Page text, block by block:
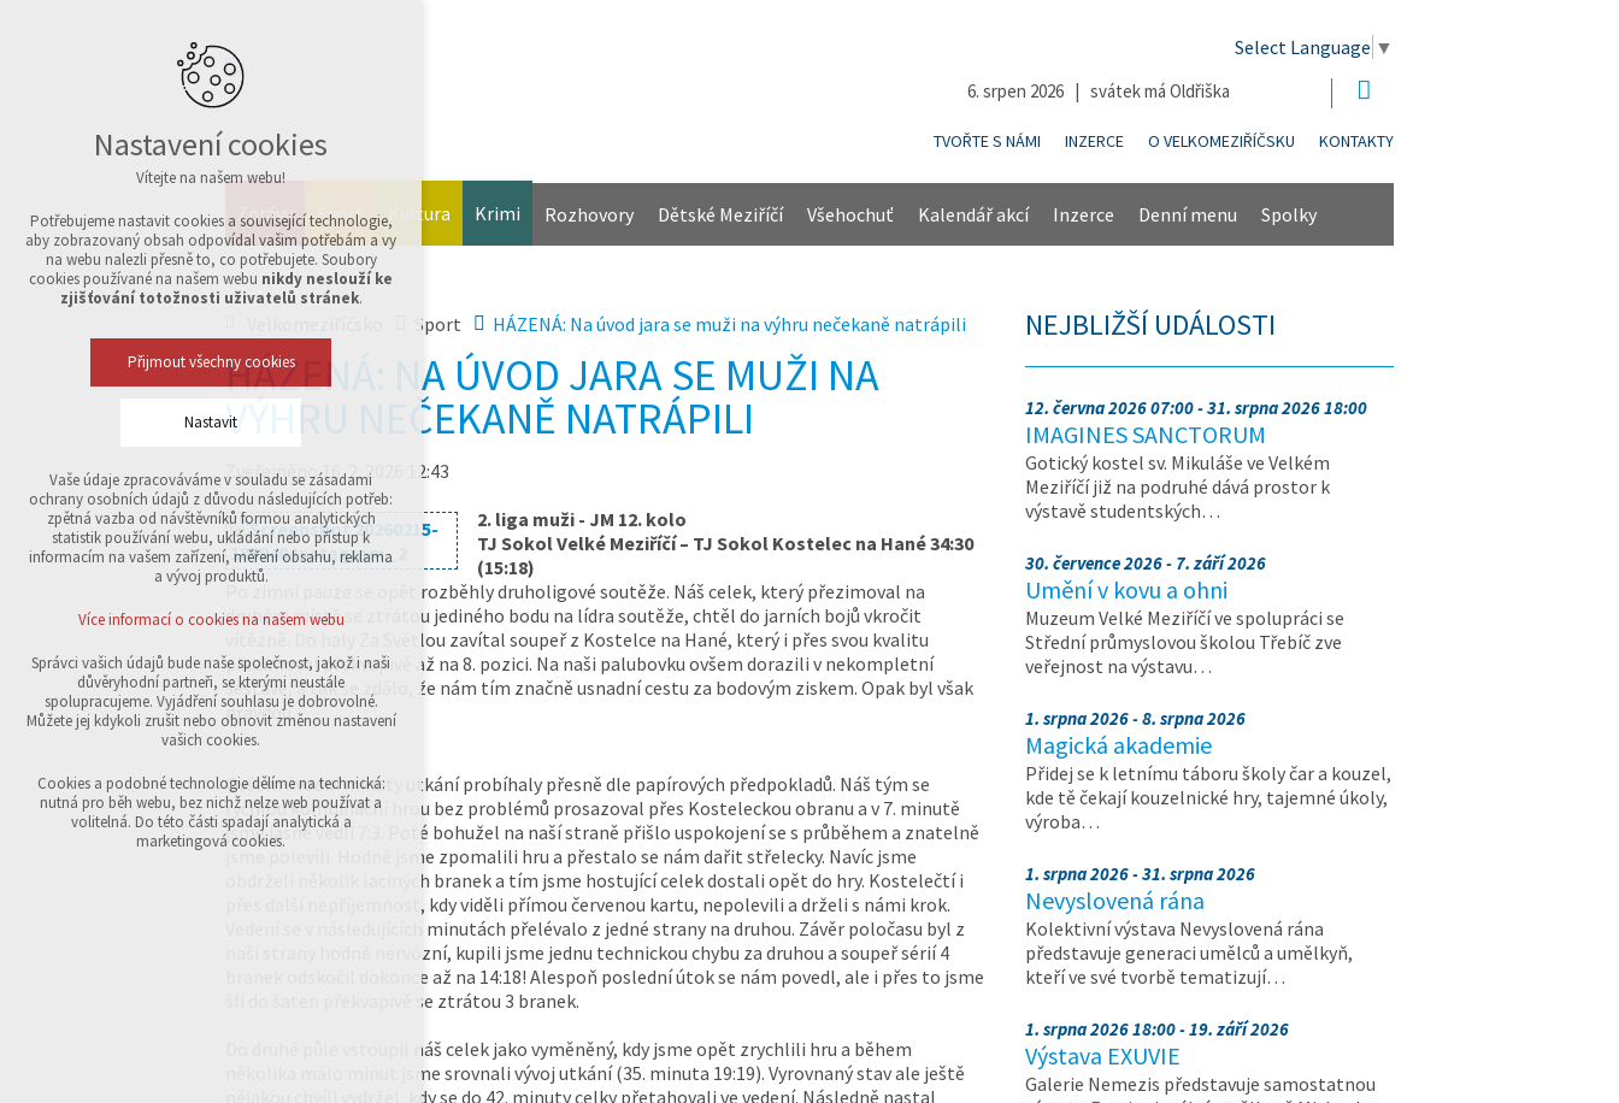
Select Language ▼
6. srpen 2026 | svátek má Oldřiška
TVOŘTE S NÁMI INZERCE O VELKOMEZIŘÍČSKU KONTAKTY
Zprávy Sport Kultura Krimi Rozhovory Dětské Meziříčí Všehochuť Kalendář akcí Inzerce Denní menu Spolky
Sport HÁZENÁ: Na úvod jara se muži na výhru nečekaně natrápili
HÁZENÁ: NA ÚVOD JARA SE MUŽI NA
VÝHRU NEČEKANĚ NATRÁPILI
Zveřejněno 16. 2. 2026 12:43
2. liga muži - JM 12. kolo
TJ Sokol Velké Meziříčí – TJ Sokol Kostelec na Hané 34:30
(15:18)
Po zimní pauze se opět rozběhly druholigové soutěže. Náš celek, který přezimoval na
druhém místě se ztrátou jediného bodu na lídra soutěže, chtěl do jarních bojů vkročit
vítězně. Do haly Za Světlou zavítal soupeř z Kostelce na Hané, který i přes svou kvalitu
přezimoval překvapivě až na 8. pozici. Na naši palubovku ovšem dorazili v nekompletní
sestavě, a tak se zdálo, že nám tím značně usnadní cestu za bodovým ziskem. Opak byl však
pravdou.
Ovšem úvodní minuty utkání probíhaly přesně dle papírových předpokladů. Náš tým se
rychlou kombinační hrou bez problémů prosazoval přes Kosteleckou obranu a v 7. minutě
jsme jasně vedli 7:3. Poté bohužel na naší straně přišlo uspokojení se s průběhem a znatelně
jsme polevili. Hodně jsme zpomalili hru a přestalo se nám dařit střelecky. Navíc jsme
obdrželi několik laciných branek a tím jsme hostující celek dostali opět do hry. Kostelečtí i
přes další nepříjemnost, kdy viděli přímou červenou kartu, nepolevili a drželi s námi krok.
Vedení se v následujících minutách přelévalo z jedné strany na druhou. Závěr poločasu byl z
naší strany hodně nervózní, kupili jsme jednu technickou chybu za druhou a soupeř sérií 4
branek odskočil dokonce až na 14:18! Alespoň poslední útok se nám povedl, ale i přes to jsme
šli do šaten překvapivě se ztrátou 3 branek.
Do druhé půle vstoupil náš celek jako vyměněný, kdy jsme opět zrychlili hru a během
několika málo minut jsme srovnali vývoj utkání (35. minuta 19:19). Vyrovnaný stav ale ještě
nějakou chvíli vydržel, kdy se do 42. minuty celky přetahovali ve vedení. Následně nastal
NEJBLIŽŠÍ UDÁLOSTI
12. června 2026 07:00 - 31. srpna 2026 18:00
IMAGINES SANCTORUM
Gotický kostel sv. Mikuláše ve Velkém
Meziříčí již na podruhé dává prostor k
výstavě studentských…
30. července 2026 - 7. září 2026
Umění v kovu a ohni
Muzeum Velké Meziříčí ve spolupráci se
Střední průmyslovou školou Třebíč zve
veřejnost na výstavu…
1. srpna 2026 - 8. srpna 2026
Magická akademie
Přidej se k letnímu táboru školy čar a kouzel,
kde tě čekají kouzelnické hry, tajemné úkoly,
výroba…
1. srpna 2026 - 31. srpna 2026
Nevyslovená rána
Kolektivní výstava Nevyslovená rána
představuje generaci umělců a umělkyň,
kteří ve své tvorbě tematizují…
1. srpna 2026 18:00 - 19. září 2026
Výstava EXUVIE
Galerie Nemezis představuje samostatnou
Nastavení cookies
Vítejte na našem webu!
Potřebujeme nastavit cookies a související technologie,
aby zobrazovaný obsah odpovídal vašim potřebám a vy
na webu nalezli přesně to, co potřebujete. Soubory
cookies používané na našem webu nikdy neslouží ke
zjišťování totožnosti uživatelů stránek.
Přijmout všechny cookies
Nastavit
Technická cookies
nutná pro provozování webu
udržení kontextu stránek (session): případná
přihlášení, volby jazyka, apod.
analytická pro anonymizované vyhodnocení
návštěvnosti
marketingová cookies (Google,Sklik)
Více informací o cookies na našem webu
Přijmout všechny cookies
Odmítnout vše
Vaše údaje zpracováváme v souladu se zásadami
ochrany osobních údajů z důvodu následujících potřeb:
zpětná vazba od návštěvníků formou analytických
statistik používání webu, ukládání nebo přístup k
informacím na vašem zařízení, měření obsahu, reklama
a vývoj produktů.
Více informací o cookies na našem webu
Správci vašich údajů bude naše společnost, jakož i naši
důvěryhodní partneři, se kterými neustále
spolupracujeme. Vyjádření souhlasu je dobrovolné.
Můžete jej kdykoli zrušit nebo obnovit změnou nastavení
vašich cookies.
Cookies a podobné technologie dělíme na technická:
nutná pro běh webu, bez nichž nelze web používat a
volitelná. Do této části spadají analytická a
marketingová cookies.